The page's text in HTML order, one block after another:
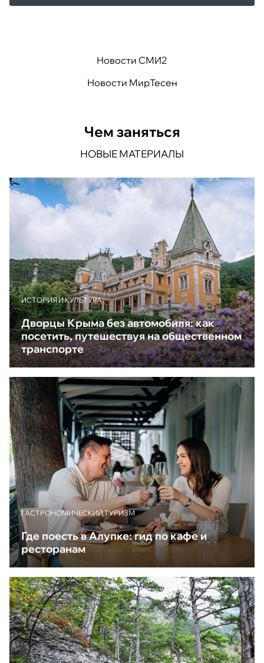
Новости СМИ2
Новости МирТесен
Чем заняться
НОВЫЕ МАТЕРИАЛЫ
ИСТОРИЯ И КУЛЬТУРА
Дворцы Крыма без автомобиля: как
посетить, путешествуя на общественном
транспорте
ГАСТРОНОМИЧЕСКИЙ ТУРИЗМ
Где поесть в Алупке: гид по кафе и
ресторанам